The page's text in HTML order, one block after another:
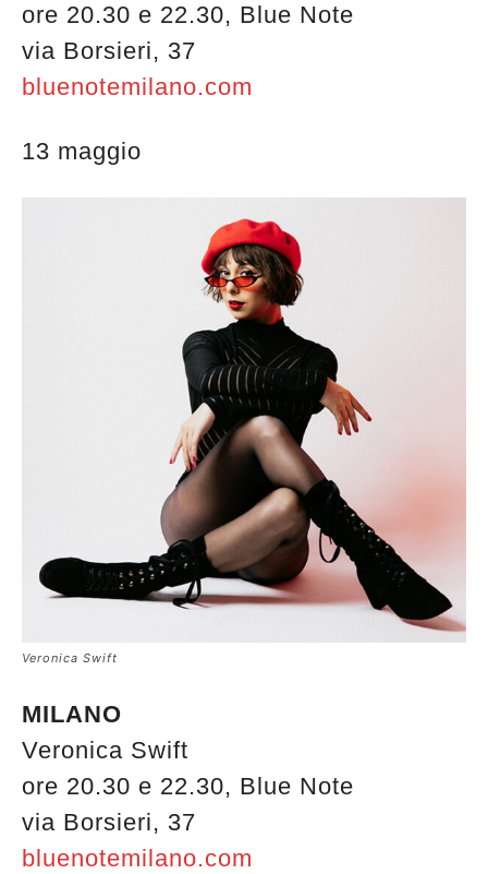
ore 20.30 e 22.30, Blue Note
via Borsieri, 37
bluenotemilano.com
13 maggio
Veronica Swift
MILANO
Veronica Swift
ore 20.30 e 22.30, Blue Note
via Borsieri, 37
bluenotemilano.com